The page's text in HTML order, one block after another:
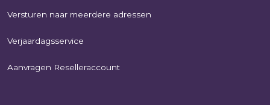
Versturen naar meerdere adressen
Verjaardagsservice
Aanvragen Reselleraccount